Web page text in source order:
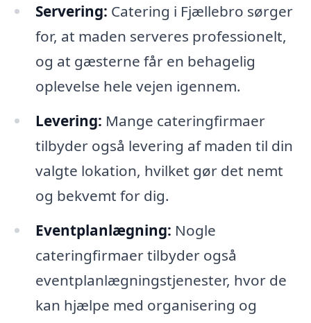
Servering: Catering i Fjællebro sørger
for, at maden serveres professionelt,
og at gæsterne får en behagelig
oplevelse hele vejen igennem.
Levering: Mange cateringfirmaer
tilbyder også levering af maden til din
valgte lokation, hvilket gør det nemt
og bekvemt for dig.
Eventplanlægning: Nogle
cateringfirmaer tilbyder også
eventplanlægningstjenester, hvor de
kan hjælpe med organisering og